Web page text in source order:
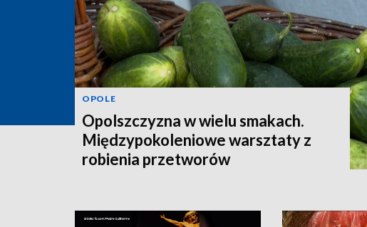
OPOLE
Opolszczyzna w wielu smakach.
Międzypokoleniowe warsztaty z
robienia przetworów